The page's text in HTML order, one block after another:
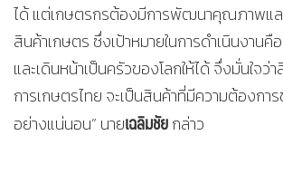
ได้ แต่เกษตรกรต้องมีการพัฒนาคุณภาพแล
สินค้าเกษตร ซึ่งเป้าหมายในการดำเนินงานคื
และเดินหน้าเป็นครัวของโลกให้ได้ จึ่งมั่นใจว่
การเกษตรไทย จะเป็นสินค้าที่มีความต้องกา
อย่างแน่นอน” นายเฉลิมชัยกล่าว